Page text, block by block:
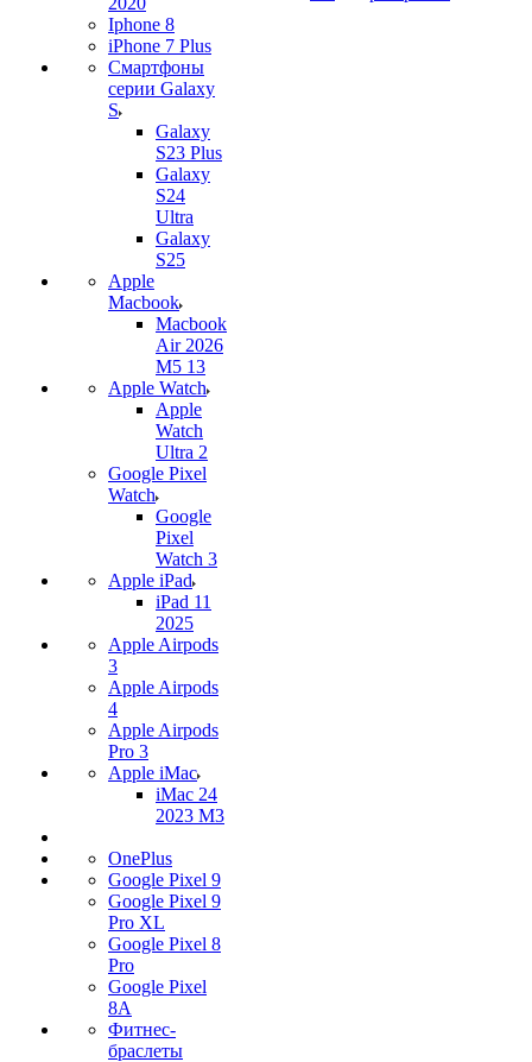
Iphone 8
iPhone 7 Plus
Смартфоны
серии Galaxy
S
Galaxy
S23 Plus
Galaxy
S24
Ultra
Galaxy
S25
Apple
Macbook
Macbook
Air 2026
M5 13
Apple Watch
Apple
Watch
Ultra 2
Google Pixel
Watch
Google
Pixel
Watch 3
Apple iPad
iPad 11
2025
Apple Airpods
3
Apple Airpods
4
Apple Airpods
Pro 3
Apple iMac
iMac 24
2023 M3
OnePlus
Google Pixel 9
Google Pixel 9
Pro XL
Google Pixel 8
Pro
Google Pixel
8A
Фитнес-
браслеты